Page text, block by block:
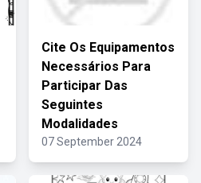
Cite Os Equipamentos
Necessários Para
Participar Das
Seguintes
Modalidades
07 September 2024